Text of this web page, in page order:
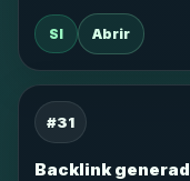
SI Abrir
#31
Backlink